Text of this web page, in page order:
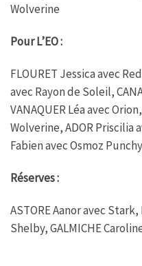
Wolverine
Pour L’EO :
FLOURET Jessica avec
avec Rayon de Soleil,
VANAQUER Léa avec
Wolverine, ADOR Priscilia
Fabien avec Osmoz
Réserves :
ASTORE Aanor avec
Shelby, GALMICHE